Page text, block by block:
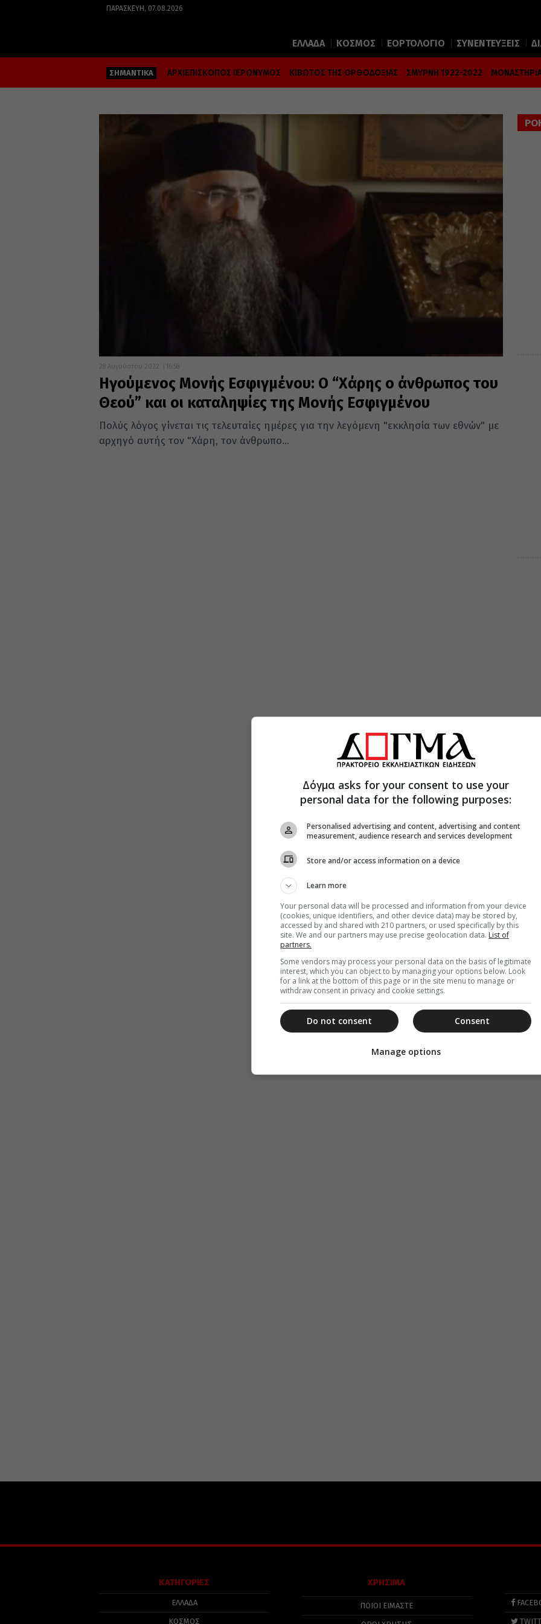
ΠΑΡΑΣΚΕΥΉ, 07.08.2026
ΕΛΛΑΔΑ ΚΟΣΜΟΣ ΕΟΡΤΟΛΟΓΙΟ ΣΥΝΕΝΤΕΥΞΕΙΣ
ΣΗΜΑΝΤΙΚΑ ΑΡΧΙΕΠΙΣΚΟΠΟΣ ΙΕΡΩΝΥΜΟΣ ΚΙΒΩΤΟΣ ΤΗΣ ΟΡΘΟΔΟΞΙΑΣ ΣΜΥΡΝΗ 1922-2022
28 Αυγούστου 2022 16:58
Ηγούμενος Μονής Εσφιγμένου: Ο “Χάρης ο άνθρωπος του
Θεού” και οι καταληψίες της Μονής Εσφιγμένου
Πολύς λόγος γίνεται τις τελευταίες ημέρες για την λεγόμενη "εκκλησία των εθνών" με
αρχηγό αυτής τον "Χάρη, τον άνθρωπο...
ΚΑΤΗΓΟΡΙΕΣ
ΕΛΛΑΔΑ
ΚΟΣΜΟΣ
ΧΡΗΣΙΜΑ
ΠΟΙΟΙ ΕΙΜΑΣΤΕ
Δόγμα asks for your consent to use your
personal data for the following purposes:
Personalised advertising and content, advertising and content
measurement, audience research and services development
Store and/or access information on a device
Learn more
Your personal data will be processed and information from your device
(cookies, unique identifiers, and other device data) may be stored by,
accessed by and shared with 210 partners, or used specifically by this
site. We and our partners may use precise geolocation data. List of
partners.
Some vendors may process your personal data on the basis of legitimate
interest, which you can object to by managing your options below. Look
for a link at the bottom of this page or in the site menu to manage or
withdraw consent in privacy and cookie settings.
Consent
Do not consent
Manage options